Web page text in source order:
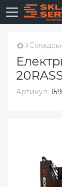
Артикул: